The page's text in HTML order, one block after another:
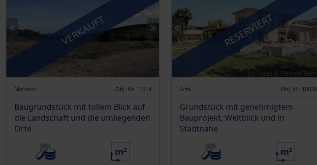
VERKAUFT
Manacor Obj. Nr. 11014
Baugrundstück mit tollem Blick auf
die Landschaft und die umliegenden
Orte
RESERVIERT
Artà Obj. Nr. 10028
Grundstück mit genehmigtem
Bauprojekt, Weitblick und in
Stadtnähe